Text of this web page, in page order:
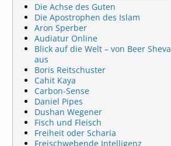
Die Achse des Guten
Die Apostrophen des Islam
Aron Sperber
Audiatur Online
Blick auf die Welt – von Beer Sheva
aus
Boris Reitschuster
Cahit Kaya
Carbon-Sense
Daniel Pipes
Dushan Wegener
Fisch und Fleisch
Freiheit oder Scharia
Freischwebende Intelligenz